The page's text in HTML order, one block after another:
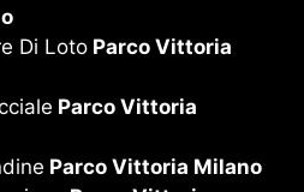
Di Loto Parco Vittoria
Parco Vittoria
Parco Vittoria Milano